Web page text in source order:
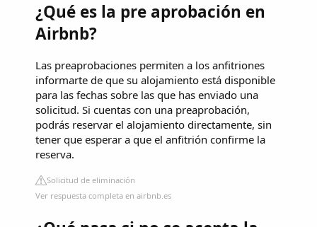
¿Qué es la pre aprobación en
Airbnb?
Las preaprobaciones permiten a los anfitriones
informarte de que su alojamiento está disponible
para las fechas sobre las que has enviado una
solicitud. Si cuentas con una preaprobación,
podrás reservar el alojamiento directamente, sin
tener que esperar a que el anfitrión confirme la
reserva.
Solicitud de eliminación
Ver respuesta completa en airbnb.es